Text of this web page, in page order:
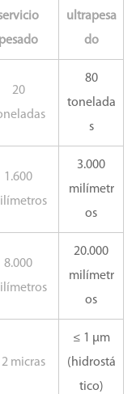
pesado
ultrapesa
do
20
80
tonelada
s
1.600
3.000
milímetr
os
8.000
20.000
milímetr
os
micras
≤ 1 µm
(hidrostá
tico)